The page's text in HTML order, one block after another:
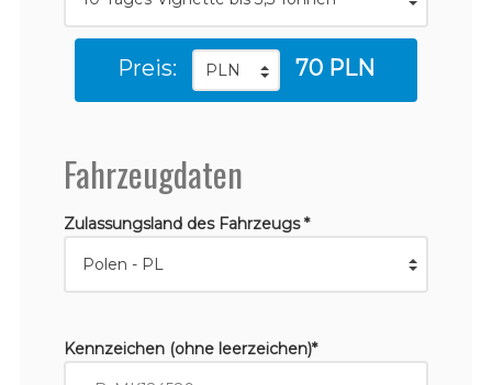
Preis: 70 PLN
Fahrzeugdaten
Zulassungsland des Fahrzeugs *
Kennzeichen (ohne leerzeichen)*